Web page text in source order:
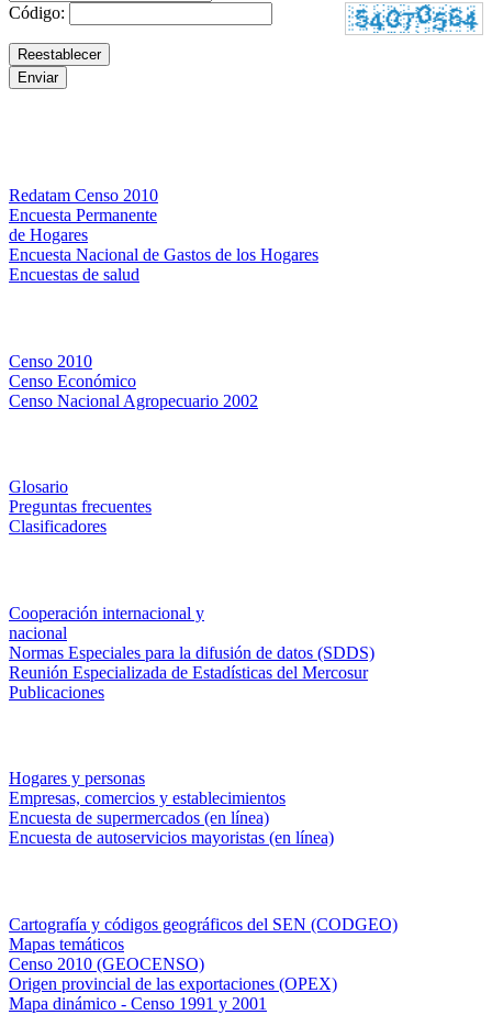
Código:
Redatam Censo 2010
Encuesta Permanente
de Hogares
Encuesta Nacional de Gastos de los Hogares
Encuestas de salud
Censo 2010
Censo Económico
Censo Nacional Agropecuario 2002
Glosario
Preguntas frecuentes
Clasificadores
Cooperación internacional y
nacional
Normas Especiales para la difusión de datos (SDDS)
Reunión Especializada de Estadísticas del Mercosur
Publicaciones
Hogares y personas
Empresas, comercios y establecimientos
Encuesta de supermercados (en línea)
Encuesta de autoservicios mayoristas (en línea)
Cartografía y códigos geográficos del SEN (CODGEO)
Mapas temáticos
Censo 2010 (GEOCENSO)
Origen provincial de las exportaciones (OPEX)
Mapa dinámico - Censo 1991 y 2001